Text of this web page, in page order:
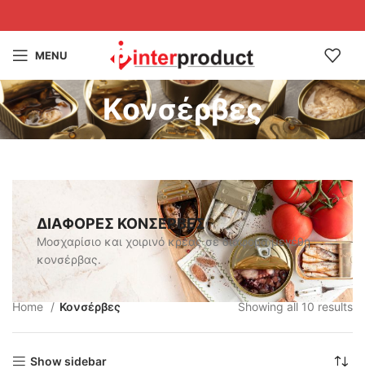
MENU
Κονσέρβες
ΔΙΑΦΟΡΕΣ ΚΟΝΣΕΡΒΕΣ
Μοσχαρίσιο και χοιρινό κρέας σε διάφορα μεγέθη
κονσέρβας.
Home Κονσέρβες Showing all 10 results
Show sidebar